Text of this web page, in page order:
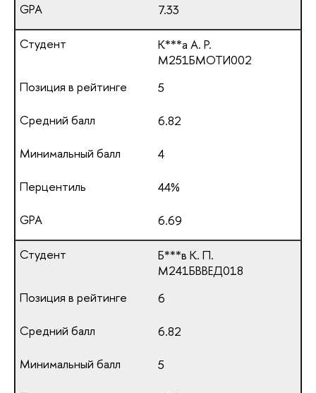
7.33
К***а А. Р.
М251БМОТИ002
5
6.82
4
44%
6.69
Б***в К. П.
М241БВВЕД018
6
6.82
5